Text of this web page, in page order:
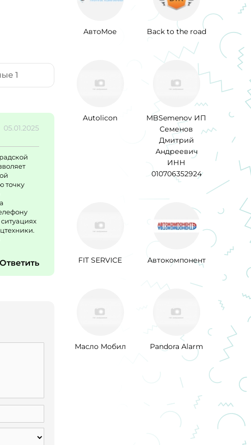
1
05.01.2025
точку
Ответить
АвтоМое Back to the road
Autolicon
MBSemenov ИП
Семенов
Дмитрий
Андреевич
ИНН
010706352924
FIT SERVICE Автокомпонент
Масло Мобил Pandora Alarm